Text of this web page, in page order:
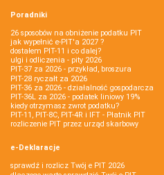
Poradniki
26 sposobów na obniżenie podatku PIT
jak wypełnić e-PIT'a 2027 ?
dostałem PIT-11 i co dalej?
ulgi i odliczenia - pity 2026
PIT-37 za 2026 - przykład, broszura
PIT-28 ryczałt za 2026
PIT-36 za 2026 - działalność gospodarcza
PIT-36L za 2026 - podatek liniowy 19%
kiedy otrzymasz zwrot podatku?
PIT-11, PIT-8C, PIT-4R i IFT - Płatnik PIT
rozliczenie PIT przez urząd skarbowy
e-Deklaracje
sprawdź i rozlicz Twój e PIT 2026